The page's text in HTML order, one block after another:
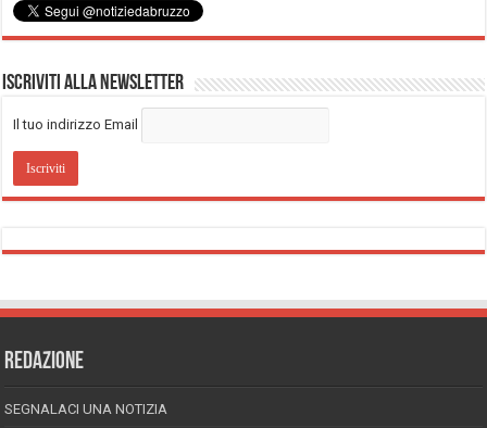
Iscriviti alla Newsletter
Il tuo indirizzo Email
REDAZIONE
SEGNALACI UNA NOTIZIA